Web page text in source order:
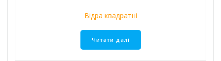
Відра квадратні
Читати далі